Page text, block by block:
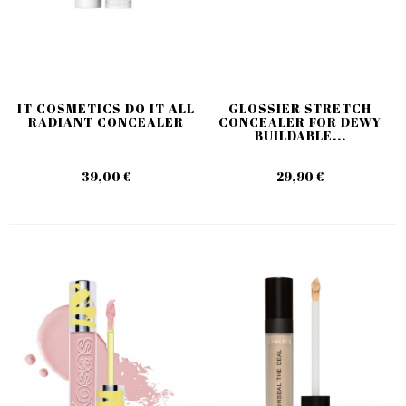
IT COSMETICS DO IT ALL
RADIANT CONCEALER
39,00 €
GLOSSIER STRETCH
CONCEALER FOR DEWY
BUILDABLE...
29,90 €